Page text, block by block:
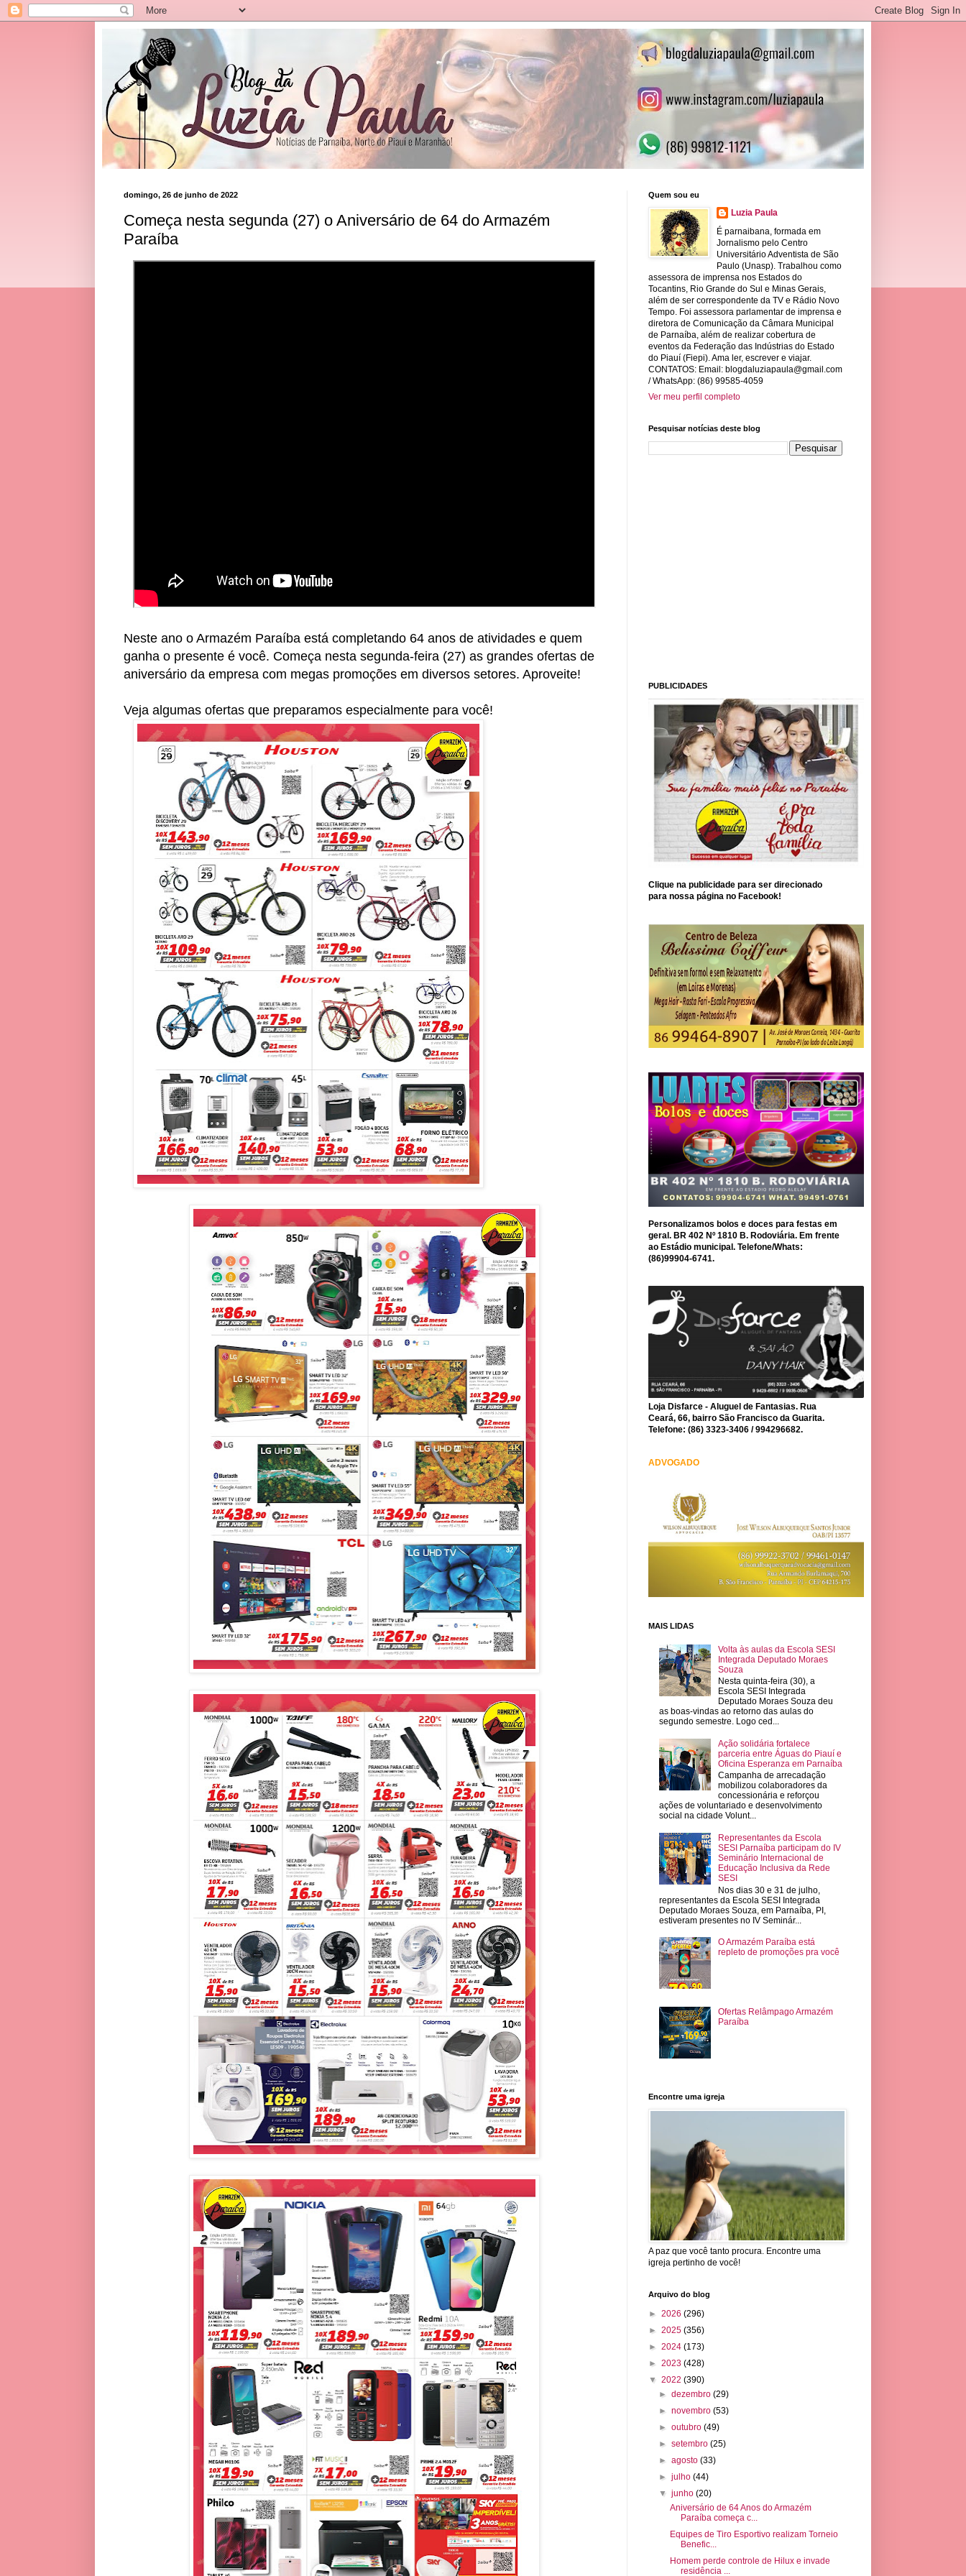
domingo, 26 de junho de 2022
Começa nesta segunda (27) o Aniversário de 64 do Armazém
Paraíba
Neste ano o Armazém Paraíba está completando 64 anos de atividades e quem
ganha o presente é você. Começa nesta segunda-feira (27) as grandes ofertas de
aniversário da empresa com megas promoções em diversos setores. Aproveite!
Veja algumas ofertas que preparamos especialmente para você!
Quem sou eu
Luzia Paula
É parnaibana, formada em
Jornalismo pelo Centro
Universitário Adventista de São
Paulo (Unasp). Trabalhou como
assessora de imprensa nos Estados do
Tocantins, Rio Grande do Sul e Minas Gerais,
além de ser correspondente da TV e Rádio Novo
Tempo. Foi assessora parlamentar de imprensa e
diretora de Comunicação da Câmara Municipal
de Parnaíba, além de realizar cobertura de
eventos da Federação das Indústrias do Estado
do Piauí (Fiepi). Ama ler, escrever e viajar.
CONTATOS: Email: blogdaluziapaula@gmail.com
/ WhatsApp: (86) 99585-4059
Ver meu perfil completo
Pesquisar notícias deste blog
PUBLICIDADES
Clique na publicidade para ser direcionado
para nossa página no Facebook!
Personalizamos bolos e doces para festas em
geral. BR 402 Nº 1810 B. Rodoviária. Em frente
ao Estádio municipal. Telefone/Whats:
(86)99904-6741.
Loja Disfarce - Aluguel de Fantasias. Rua
Ceará, 66, bairro São Francisco da Guarita.
Telefone: (86) 3323-3406 / 994296682.
ADVOGADO
MAIS LIDAS
Volta às aulas da Escola SESI
Integrada Deputado Moraes
Souza
Nesta quinta-feira (30), a
Escola SESI Integrada
Deputado Moraes Souza deu
as boas-vindas ao retorno das aulas do
segundo semestre. Logo ced...
Ação solidária fortalece
parceria entre Águas do Piauí e
Oficina Esperanza em Parnaíba
Campanha de arrecadação
mobilizou colaboradores da
concessionária e reforçou
ações de voluntariado e desenvolvimento
social na cidade Volunt...
Representantes da Escola
SESI Parnaíba participam do IV
Seminário Internacional de
Educação Inclusiva da Rede
SESI
Nos dias 30 e 31 de julho,
representantes da Escola SESI Integrada
Deputado Moraes Souza, em Parnaíba, PI,
estiveram presentes no IV Seminár...
O Armazém Paraíba está
repleto de promoções pra você
Ofertas Relâmpago Armazém
Paraíba
Encontre uma igreja
A paz que você tanto procura. Encontre uma
igreja pertinho de você!
Arquivo do blog
► 2026 (296)
► 2025 (356)
► 2024 (173)
► 2023 (428)
▼ 2022 (390)
►dezembro(29)
►novembro(53)
►outubro(49)
►setembro(25)
►agosto(33)
►julho(44)
▼junho(20)
Aniversário de 64 Anos do Armazém
Paraíba começa c...
Equipes de Tiro Esportivo realizam Torneio
Benefic...
Homem perde controle de Hilux e invade
residência ...